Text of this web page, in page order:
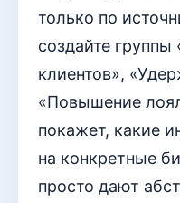
только по
создайте
клиентов»,
«Повышение
покажет, какие
на конкретные
просто дают